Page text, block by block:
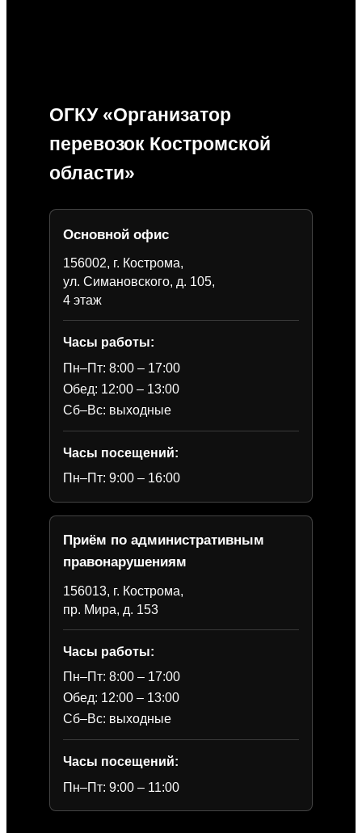
ОГКУ «Организатор
перевозок Костромской
области»
Основной офис
156002, г. Кострома,
ул. Симановского, д. 105,
4 этаж
Часы работы:
Пн–Пт: 8:00 – 17:00
Обед: 12:00 – 13:00
Сб–Вс: выходные
Часы посещений:
Пн–Пт: 9:00 – 16:00
Приём по административным
правонарушениям
156013, г. Кострома,
пр. Мира, д. 153
Часы работы:
Пн–Пт: 8:00 – 17:00
Обед: 12:00 – 13:00
Сб–Вс: выходные
Часы посещений:
Пн–Пт: 9:00 – 11:00